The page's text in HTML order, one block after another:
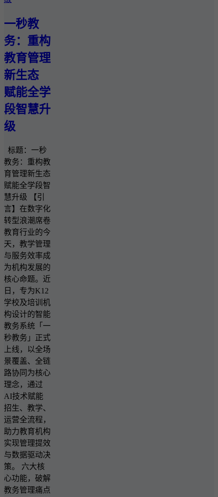
一秒教
务：重构
教育管理
新生态
赋能全学
段智慧升
级
标题：一秒
教务：重构教
育管理新生态
赋能全学段智
慧升级 【引
言】在数字化
转型浪潮席卷
教育行业的今
天，教学管理
与服务效率成
为机构发展的
核心命题。近
日，专为K12
学校及培训机
构设计的智能
教务系统「一
秒教务」正式
上线，以全场
景覆盖、全链
路协同为核心
理念，通过
AI技术赋能
招生、教学、
运营全流程，
助力教育机构
实现管理提效
与数据驱动决
策。 六大核
心功能，破解
教务管理痛点